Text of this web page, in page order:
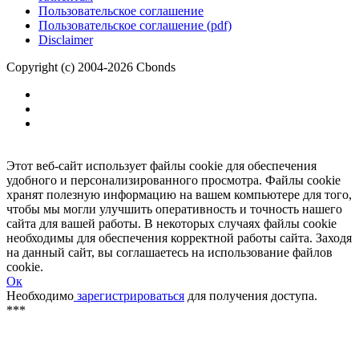
Размещение рекламы
Обратная связь
Пользовательское соглашение
Copyright (c) 2004-2026 Cbonds
Этот веб-сайт использует файлы cookie для обеспечения
удобного и персонализированного просмотра. Файлы cookie
хранят полезную информацию на вашем компьютере для того,
чтобы мы могли улучшить оперативность и точность нашего
сайта для вашей работы. В некоторых случаях файлы cookie
необходимы для обеспечения корректной работы сайта. Заходя
на данный сайт, вы соглашаетесь на использование файлов